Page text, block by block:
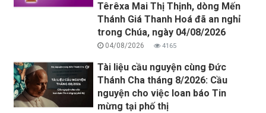
Têrêxa Mai Thị Thịnh, dòng Mến
Thánh Giá Thanh Hoá đã an nghỉ
trong Chúa, ngày 04/08/2026
04/08/2026 4165
Tài liệu cầu nguyện cùng Đức
Thánh Cha tháng 8/2026: Cầu
nguyện cho việc loan báo Tin
mừng tại phố thị